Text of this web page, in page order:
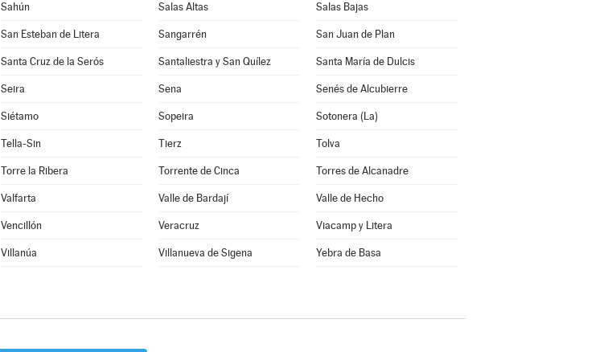
Sahún Salas Altas Salas Bajas
San Esteban de Litera Sangarrén San Juan de Plan
Santa Cruz de la Serós Santaliestra y San Quílez Santa María de Dulcis
Seira Sena Senés de Alcubierre
Siétamo Sopeira Sotonera (La)
Tella-Sin Tierz Tolva
Torre la Ribera Torrente de Cinca Torres de Alcanadre
Valfarta Valle de Bardají Valle de Hecho
Vencillón Veracruz Viacamp y Litera
Villanúa Villanueva de Sigena Yebra de Basa